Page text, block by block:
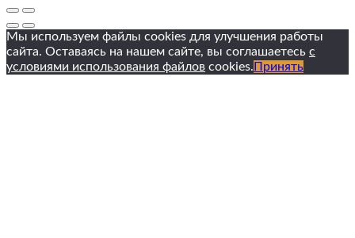
Мы используем файлы cookies для улучшения работы
сайта. Оставаясь на нашем сайте, вы соглашаетесь с
условиями использования файлов cookies. Принять